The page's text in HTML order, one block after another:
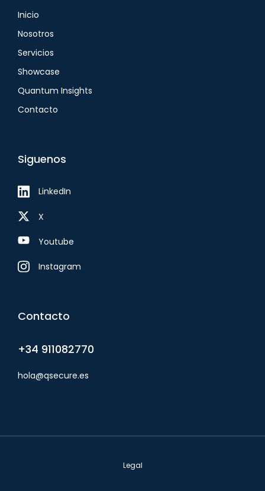
Inicio
Nosotros
Servicios
Showcase
Quantum Insights
Contacto
Siguenos
LinkedIn
X
Youtube
Instagram
Contacto
+34 911082770
hola@qsecure.es
Legal